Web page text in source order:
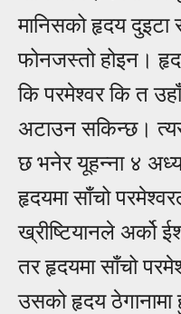
मानिसको हृदय दुइटा
फोनजस्तो होइन।
कि परमेश्वर कि त
अटाउन सकिन्छ।
छ भनेर यूहन्ना ४
हृदयमा साँचो
ख्रीष्टियानले अर्को
तर हृदयमा साँचो
उसको हृदय